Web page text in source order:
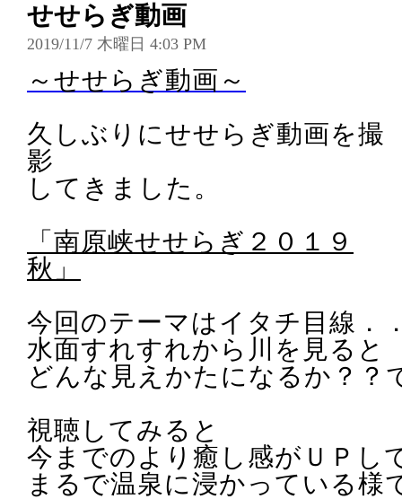
せせらぎ動画
2019/11/7 木曜日 4:03 PM
～せせらぎ動画～
久しぶりにせせらぎ動画を撮
影
してきました。
「南原峡せせらぎ２０１９
秋」
今回のテーマはイタチ目線．
水面すれすれから川を見ると
どんな見えかたになるか？？
視聴してみると
今までのより癒し感がＵＰし
まるで温泉に浸かっている様